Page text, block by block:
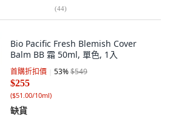
(44)
Bio Pacific Fresh Blemish Cover
Balm BB 霜 50ml, 單色, 1入
首購折扣價 53%$549
$255
($51.00/10ml)
缺貨